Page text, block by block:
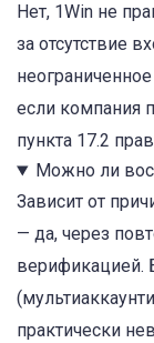
Нет, 1Win не
за отсутствие
если компания
пункта 17.2
Можно ли
Зависит от
— да, через
верификацией.
практически